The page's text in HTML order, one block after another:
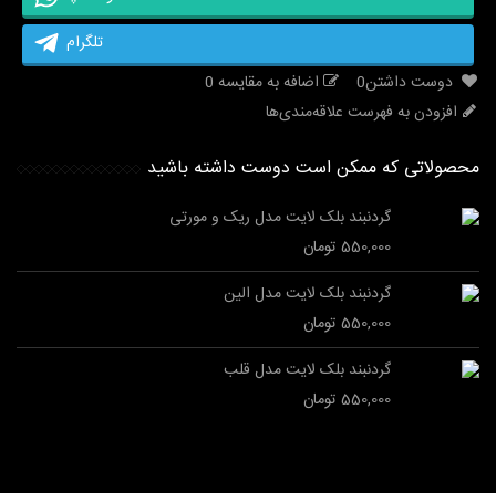
تلگرام
دوست داشتن0 اضافه به مقایسه 0
افزودن به فهرست علاقه‌مندی‌ها
محصولاتی که ممکن است دوست داشته باشید
گردنبند بلک لایت مدل ریک و مورتی
550,000 تومان
گردنبند بلک لایت مدل الین
550,000 تومان
گردنبند بلک لایت مدل قلب
550,000 تومان